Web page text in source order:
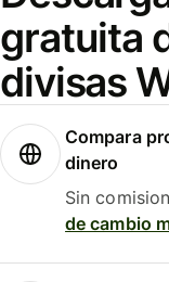
gratuita
divisas
Compara
dinero
Sin
de cambio